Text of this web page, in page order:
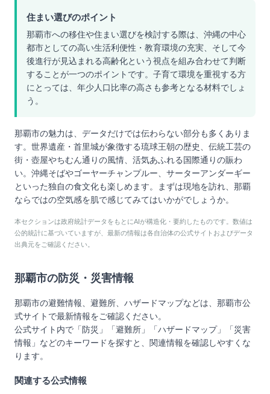
住まい選びのポイント
那覇市への移住や住まい選びを検討する際は、沖縄の中心
都市としての高い生活利便性・教育環境の充実、そして今
後進行が見込まれる高齢化という視点を組み合わせて判断
することが一つのポイントです。子育て環境を重視する方
にとっては、年少人口比率の高さも参考となる材料でしょ
う。
那覇市の魅力は、データだけでは伝わらない部分も多くありま
す。世界遺産・首里城が象徴する琉球王朝の歴史、伝統工芸の
街・壺屋やちむん通りの風情、活気あふれる国際通りの賑わ
い。沖縄そばやゴーヤーチャンプルー、サーターアンダーギー
といった独自の食文化も楽しめます。まずは現地を訪れ、那覇
ならではの空気感を肌で感じてみてはいかがでしょうか。
本セクションは政府統計データをもとにAIが構造化・要約したものです。数値は
公的統計に基づいていますが、最新の情報は各自治体の公式サイトおよびデータ
出典元をご確認ください。
那覇市の防災・災害情報
那覇市の避難情報、避難所、ハザードマップなどは、 那覇市公
式サイトで最新情報をご確認ください。
公式サイト内で「防災」「避難所」「ハザードマップ」「災害
情報」などのキーワードを探すと、関連情報を確認しやすくな
ります。
関連する公式情報